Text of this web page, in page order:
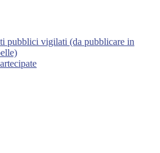
pubblici vigilati (da pubblicare in